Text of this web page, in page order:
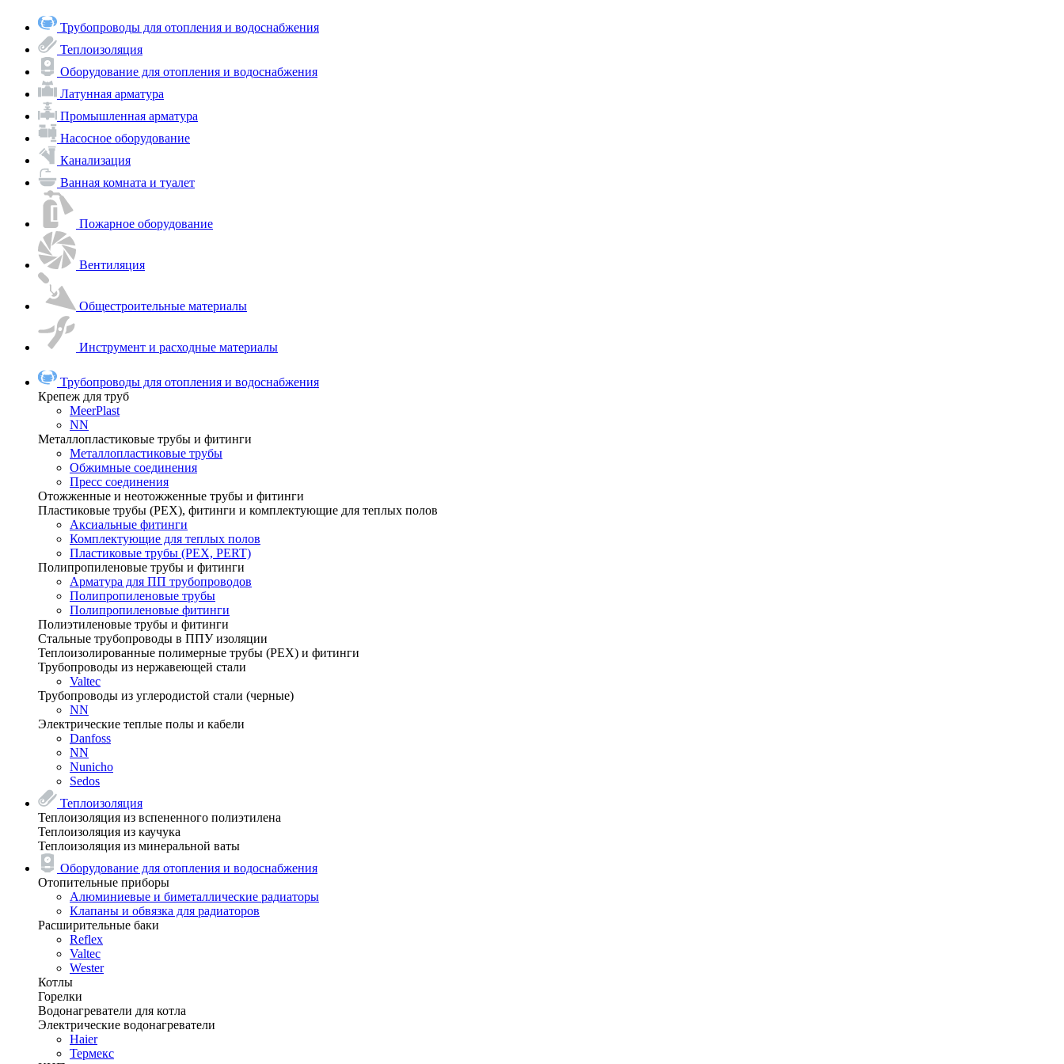
Трубопроводы для отопления и водоснабжения
Теплоизоляция
Оборудование для отопления и водоснабжения
Латунная арматура
Промышленная арматура
Насосное оборудование
Канализация
Ванная комната и туалет
Пожарное оборудование
Вентиляция
Общестроительные материалы
Инструмент и расходные материалы
Трубопроводы для отопления и водоснабжения
Крепеж для труб
MeerPlast
NN
Металлопластиковые трубы и фитинги
Металлопластиковые трубы
Обжимные соединения
Пресс соединения
Отожженные и неотожженные трубы и фитинги
Пластиковые трубы (РЕХ), фитинги и комплектующие для теплых полов
Аксиальные фитинги
Комплектующие для теплых полов
Пластиковые трубы (РЕХ, PERT)
Полипропиленовые трубы и фитинги
Арматура для ПП трубопроводов
Полипропиленовые трубы
Полипропиленовые фитинги
Полиэтиленовые трубы и фитинги
Стальные трубопроводы в ППУ изоляции
Теплоизолированные полимерные трубы (РЕХ) и фитинги
Трубопроводы из нержавеющей стали
Valtec
Трубопроводы из углеродистой стали (черные)
NN
Электрические теплые полы и кабели
Danfoss
NN
Nunicho
Sedos
Теплоизоляция
Теплоизоляция из вспененного полиэтилена
Теплоизоляция из каучука
Теплоизоляция из минеральной ваты
Оборудование для отопления и водоснабжения
Отопительные приборы
Алюминиевые и биметаллические радиаторы
Клапаны и обвязка для радиаторов
Расширительные баки
Reflex
Valtec
Wester
Котлы
Горелки
Водонагреватели для котла
Электрические водонагреватели
Haier
Термекс